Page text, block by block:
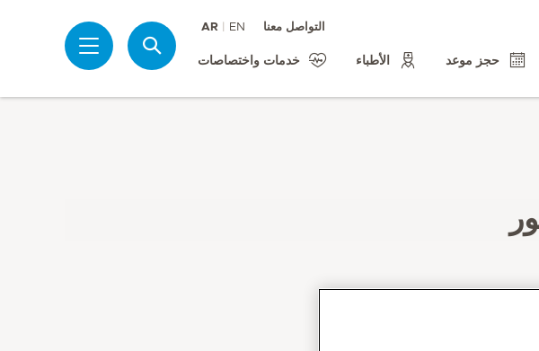
التواصل معنا EN
AR
حجز موعد الأطباء خدمات واختصاصات